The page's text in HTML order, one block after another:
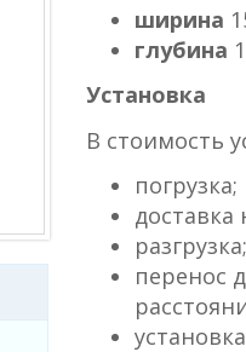
ширина
глубина
Установка
В стоимость
погрузка;
доставка
разгрузка;
перенос